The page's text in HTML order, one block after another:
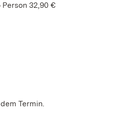
32,90 €
Termin.